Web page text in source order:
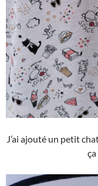
J’ai ajouté un petit